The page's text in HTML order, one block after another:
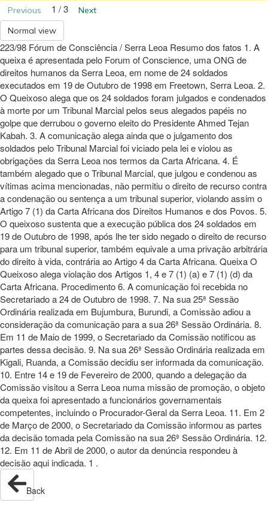
Previous 1 / 3
Next
Normal view
223/98 Fórum de Consciência / Serra Leoa Resumo dos fatos 1. A
queixa é apresentada pelo Forum of Conscience, uma ONG de
direitos humanos da Serra Leoa, em nome de 24 soldados
executados em 19 de Outubro de 1998 em Freetown, Serra Leoa. 2.
O Queixoso alega que os 24 soldados foram julgados e condenados
à morte por um Tribunal Marcial pelos seus alegados papéis no
golpe que derrubou o governo eleito do Presidente Ahmed Tejan
Kabah. 3. A comunicação alega ainda que o julgamento dos
soldados pelo Tribunal Marcial foi viciado pela lei e violou as
obrigações da Serra Leoa nos termos da Carta Africana. 4. É
também alegado que o Tribunal Marcial, que julgou e condenou as
vítimas acima mencionadas, não permitiu o direito de recurso contra
a condenação ou sentença a um tribunal superior, violando assim o
Artigo 7 (1) da Carta Africana dos Direitos Humanos e dos Povos. 5.
O queixoso sustenta que a execução pública dos 24 soldados em
19 de Outubro de 1998, após lhe ter sido negado o direito de recurso
para um tribunal superior, também equivale a uma privação arbitrária
do direito à vida, contrária ao Artigo 4 da Carta Africana. Queixa O
Queixoso alega violação dos Artigos 1, 4 e 7 (1) (a) e 7 (1) (d) da
Carta Africana. Procedimento 6. A comunicação foi recebida no
Secretariado a 24 de Outubro de 1998. 7. Na sua 25ª Sessão
Ordinária realizada em Bujumbura, Burundi, a Comissão adiou a
consideração da comunicação para a sua 26ª Sessão Ordinária. 8.
Em 11 de Maio de 1999, o Secretariado da Comissão notificou as
partes dessa decisão. 9. Na sua 26ª Sessão Ordinária realizada em
Kigali, Ruanda, a Comissão decidiu ser informada da comunicação.
10. Entre 14 e 19 de Fevereiro de 2000, quando a delegação da
Comissão visitou a Serra Leoa numa missão de promoção, o objeto
da queixa foi apresentado a funcionários governamentais
competentes, incluindo o Procurador-Geral da Serra Leoa. 11. Em 2
de Março de 2000, o Secretariado da Comissão informou as partes
da decisão tomada pela Comissão na sua 26ª Sessão Ordinária. 12.
12. Em 11 de Abril de 2000, o autor da denúncia respondeu à
decisão aqui indicada. 1 .
Back